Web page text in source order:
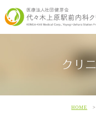
クリ
HOME